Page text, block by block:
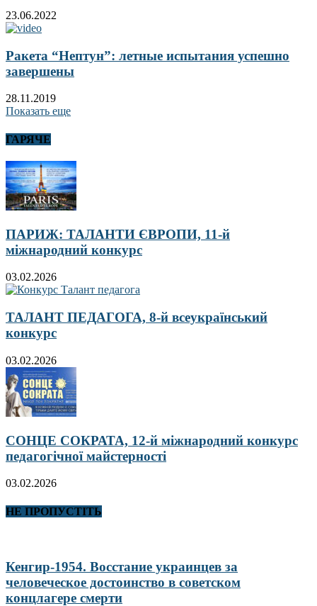
23.06.2022
Ракета “Нептун”: летные испытания успешно
завершены
28.11.2019
Показать еще
ГАРЯЧЕ
ПАРИЖ: ТАЛАНТИ ЄВРОПИ, 11-й
міжнародний конкурс
03.02.2026
ТАЛАНТ ПЕДАГОГА, 8-й всеукраїнський
конкурс
03.02.2026
СОНЦЕ СОКРАТА, 12-й міжнародний конкурс
педагогічної майстерності
03.02.2026
НЕ ПРОПУСТІТЬ
Кенгир-1954. Восстание украинцев за
человеческое достоинство в советском
концлагере смерти